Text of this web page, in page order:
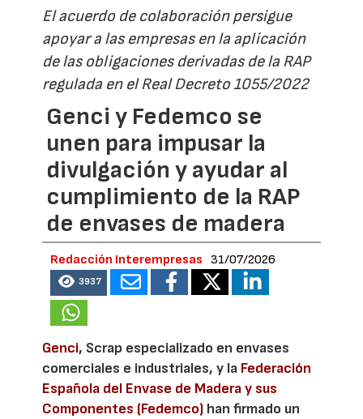
El acuerdo de colaboración persigue
apoyar a las empresas en la aplicación
de las obligaciones derivadas de la RAP
regulada en el Real Decreto 1055/2022
Genci y Fedemco se
unen para impusar la
divulgación y ayudar al
cumplimiento de la RAP
de envases de madera
Redacción Interempresas 31/07/2026
3937
Genci, Scrap especializado en envases
comerciales e industriales, y la Federación
Española del Envase de Madera y sus
Componentes (Fedemco) han firmado un